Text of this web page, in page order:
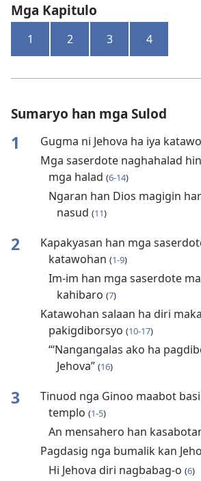
Mga Kapitulo
1 2 3 4
Sumaryo han mga Sulod
1 Gugma ni Jehova ha iya
Mga saserdote naghahalad
mga halad (6-14)
Ngaran han Dios magigin
nasud (11)
2
Kapakyasan han mga
katawohan (1-9)
Im-im han mga saserdote
kahibaro (7)
Katawohan salaan ha diri
pakigdiborsyo (10-17)
“‘Nangangalas ako ha
Jehova” (16)
3
Tinuod nga Ginoo maabot
templo (1-5)
An mensahero han
Pagdasig nga bumalik kan
Hi Jehova diri nagbabag-o (6)